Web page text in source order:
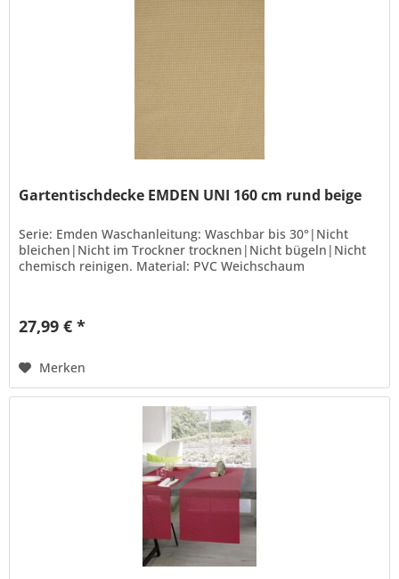
Gartentischdecke EMDEN UNI 160 cm rund beige
Serie: Emden Waschanleitung: Waschbar bis 30°|Nicht
bleichen|Nicht im Trockner trocknen|Nicht bügeln|Nicht
chemisch reinigen. Material: PVC Weichschaum
27,99 € *
Merken